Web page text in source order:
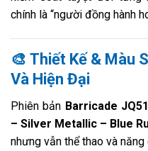
chính là “người đồng hành
🎨 Thiết Kế & Màu
Và Hiện Đại
Phiên bản Barricade
– Silver Metallic – Blue
nhưng vẫn thể thao và năng